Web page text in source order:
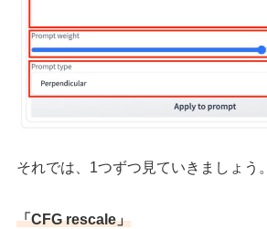
それでは、1つずつ見ていきましょう。
「CFG rescale」